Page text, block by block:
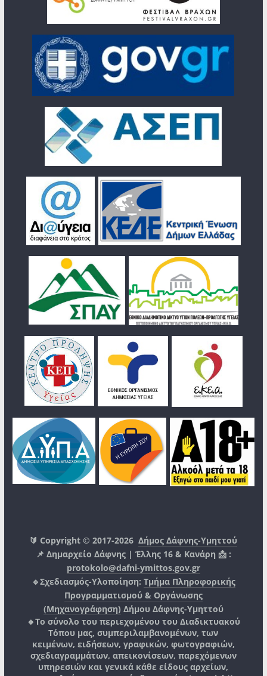
🔰 Copyright © 2017-2026Δήμος Δάφνης-Υμηττού
📌 Δημαρχείο Δάφνης | Έλλης 16 & Κανάρη 📩 :
protokolo@dafni-ymittos.gov.gr
🔹Σχεδιασμός-Υλοποίηση: Τμήμα Πληροφορικής
Προγραμματισμού & Οργάνωσης
(Μηχανογράφηση) Δήμου Δάφνης-Υμηττού
🔸Το σύνολο του περιεχομένου του Διαδικτυακού
Τόπου μας, συμπεριλαμβανομένων, των
κειμένων, ειδήσεων, γραφικών, φωτογραφιών,
σχεδιαγραμμάτων, απεικονίσεων, παρεχόμενων
υπηρεσιών και γενικά κάθε είδους αρχείων,